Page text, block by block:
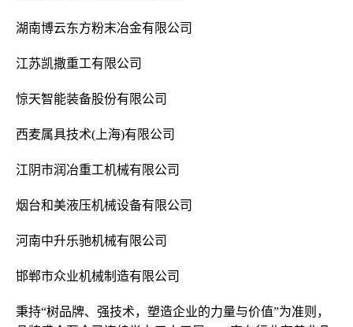
湖南博云东方粉末冶金有限公司
江苏凯撒重工有限公司
惊天智能装备股份有限公司
西麦属具技术(上海)有限公司
江阴市润冶重工机械有限公司
烟台和美液压机械设备有限公司
河南中升乐驰机械有限公司
邯郸市众业机械制造有限公司
秉持“树品牌、强技术，塑造企业的力量与价值”为准则，